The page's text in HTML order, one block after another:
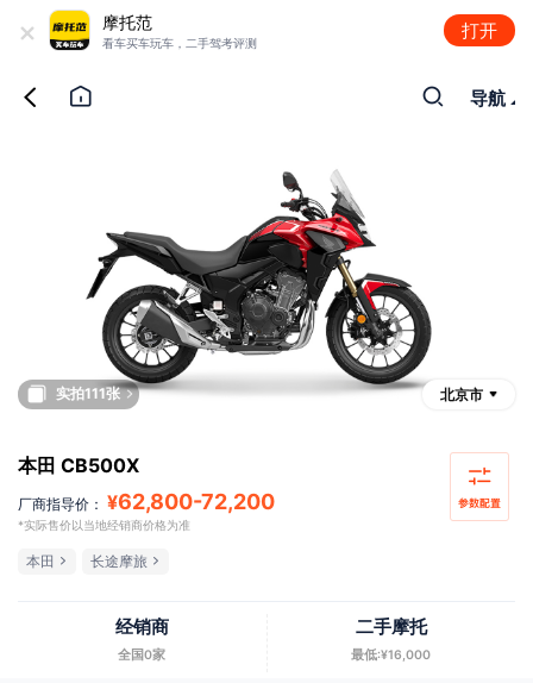
+ 摩托范
看车买车玩车，二手驾考评测
打开
导航
实拍111张 北京市
本田 CB500X
厂商指导价： ¥62,800-72,200
*实际售价以当地经销商价格为准
本田 长途摩旅
经销商
全国0家
二手摩托
最低:¥16,000